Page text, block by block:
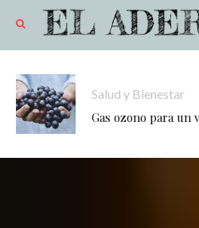
Salud y Bienestar
Gas ozono para un